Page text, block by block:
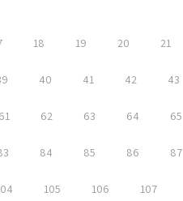
18 19 20 21
40 41 42 43
62 63 64 65
84 85 86 87
105 106 107